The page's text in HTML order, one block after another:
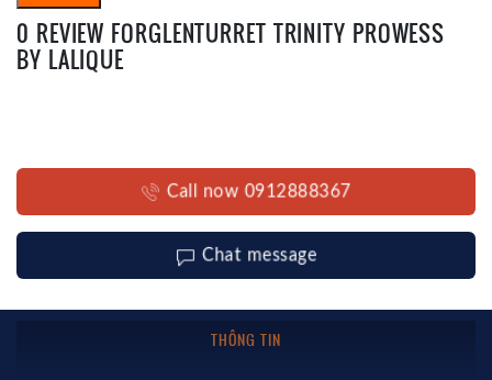
0 REVIEW FORGLENTURRET TRINITY PROWESS
BY LALIQUE
Call now 0912888367
Chat message
THÔNG TIN